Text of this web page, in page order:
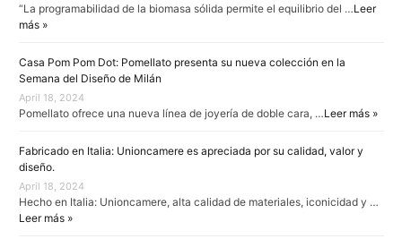
“La programabilidad de la biomasa sólida permite el equilibrio del …Leer
más »
Casa Pom Pom Dot: Pomellato presenta su nueva colección en la
Semana del Diseño de Milán
April 18, 2024
Pomellato ofrece una nueva línea de joyería de doble cara, …Leer más »
Fabricado en Italia: Unioncamere es apreciada por su calidad, valor y
diseño.
April 18, 2024
Hecho en Italia: Unioncamere, alta calidad de materiales, iconicidad y …
Leer más »